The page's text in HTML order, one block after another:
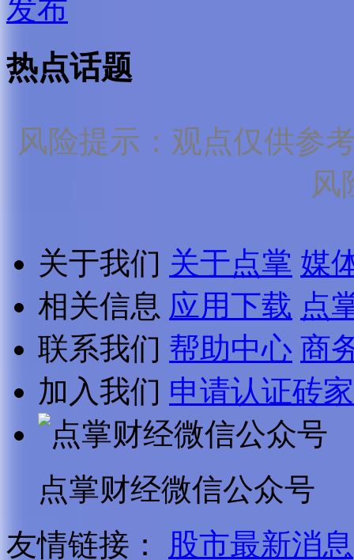
发布
热点话题
风险提示：观点仅供参
风
关于我们 关于点掌 媒
相关信息 应用下载 点
联系我们 帮助中心 商
加入我们 申请认证砖家
点掌财经微信公众号
友情链接：
股市最新消息